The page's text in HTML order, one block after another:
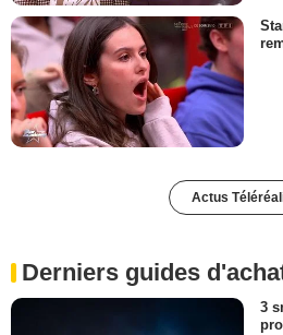
Actus
Derniers guides
3